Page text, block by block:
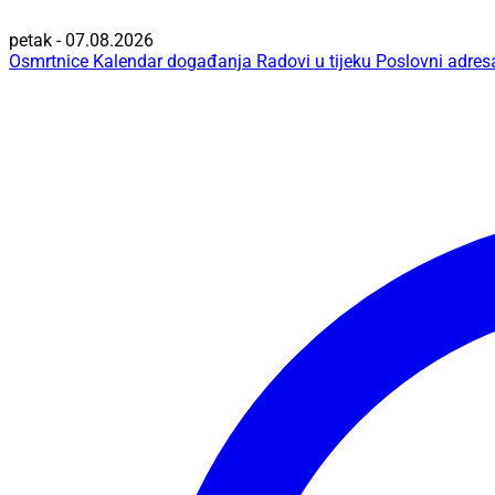
petak - 07.08.2026
Osmrtnice Kalendar događanja Radovi u tijeku Poslovni